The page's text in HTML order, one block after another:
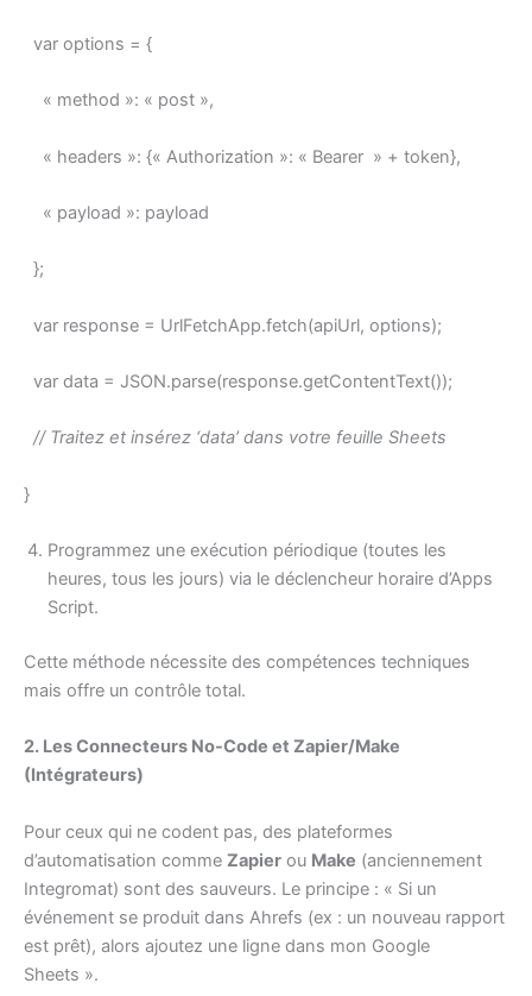
var options = {
« method »: « post »,
« headers »: {« Authorization »: « Bearer » + token},
« payload »: payload
};
var response = UrlFetchApp.fetch(apiUrl, options);
var data = JSON.parse(response.getContentText());
// Traitez et insérez ‘data’ dans votre feuille Sheets
}
Programmez une exécution périodique (toutes les
heures, tous les jours) via le déclencheur horaire d’Apps
Script.
Cette méthode nécessite des compétences techniques
mais offre un contrôle total.
2. Les Connecteurs No-Code et Zapier/Make
(Intégrateurs)
Pour ceux qui ne codent pas, des plateformes
d’automatisation comme Zapier ou Make (anciennement
Integromat) sont des sauveurs. Le principe : « Si un
événement se produit dans Ahrefs (ex : un nouveau rapport
est prêt), alors ajoutez une ligne dans mon Google
Sheets ».